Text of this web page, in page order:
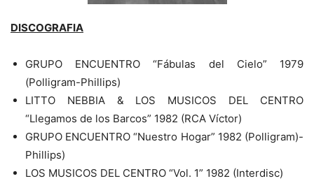
DISCOGRAFIA
GRUPO ENCUENTRO “Fábulas del Cielo” 1979
(Polligram-Phillips)
LITTO NEBBIA & LOS MUSICOS DEL CENTRO
“Llegamos de los Barcos” 1982 (RCA Víctor)
GRUPO ENCUENTRO “Nuestro Hogar” 1982 (Polligram)-
Phillips)
LOS MUSICOS DEL CENTRO “Vol. 1” 1982 (Interdisc)